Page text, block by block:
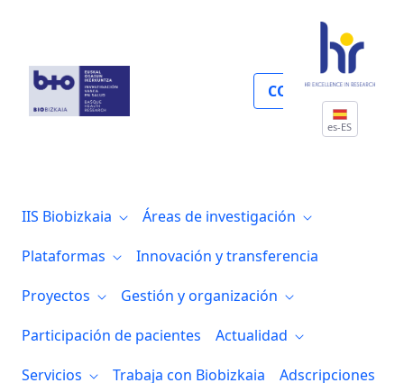
COLABORA
es-ES
IIS Biobizkaia
Áreas de investigación
Plataformas
Innovación y transferencia
Proyectos
Gestión y organización
Participación de pacientes
Actualidad
Servicios
Trabaja con Biobizkaia
Adscripciones